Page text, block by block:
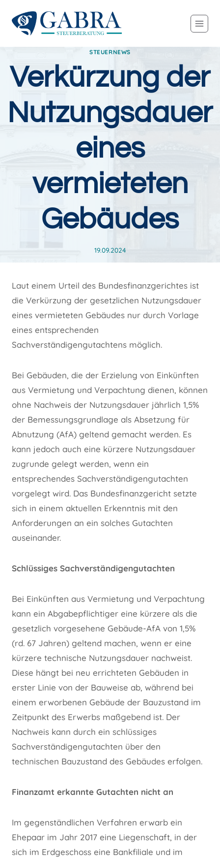
Inhalt
springen
STEUERNEWS
Verkürzung der
Nutzungsdauer
eines
vermieteten
Gebäudes
19.09.2024
Laut einem Urteil des Bundesfinanzgerichtes ist
die Verkürzung der gesetzlichen Nutzungsdauer
eines vermieteten Gebäudes nur durch Vorlage
eines entsprechenden
Sachverständigengutachtens möglich.
Bei Gebäuden, die der Erzielung von Einkünften
aus Vermietung und Verpachtung dienen, können
ohne Nachweis der Nutzungsdauer jährlich 1,5%
der Bemessungsgrundlage als Absetzung für
Abnutzung (AfA) geltend gemacht werden. Es
kann jedoch auch eine kürzere Nutzungsdauer
zugrunde gelegt werden, wenn ein
entsprechendes Sachverständigengutachten
vorgelegt wird. Das Bundesfinanzgericht setzte
sich in einem aktuellen Erkenntnis mit den
Anforderungen an ein solches Gutachten
auseinander.
Schlüssiges Sachverständigengutachten
Bei Einkünften aus Vermietung und Verpachtung
kann ein Abgabepflichtiger eine kürzere als die
gesetzlich vorgesehene Gebäude-AfA von 1,5%
(rd. 67 Jahren) geltend machen, wenn er eine
kürzere technische Nutzungsdauer nachweist.
Diese hängt bei neu errichteten Gebäuden in
erster Linie von der Bauweise ab, während bei
einem erworbenen Gebäude der Bauzustand im
Zeitpunkt des Erwerbs maßgebend ist. Der
Nachweis kann durch ein schlüssiges
Sachverständigengutachten über den
technischen Bauzustand des Gebäudes erfolgen.
Finanzamt erkannte Gutachten nicht an
Im gegenständlichen Verfahren erwarb ein
Ehepaar im Jahr 2017 eine Liegenschaft, in der
sich im Erdgeschoss eine Bankfiliale und im